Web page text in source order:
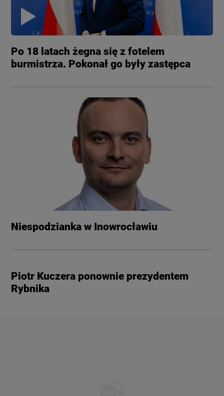
Po 18 latach żegna się z fotelem
burmistrza. Pokonał go były zastępca
Niespodzianka w Inowrocławiu
Piotr Kuczera ponownie prezydentem
Rybnika